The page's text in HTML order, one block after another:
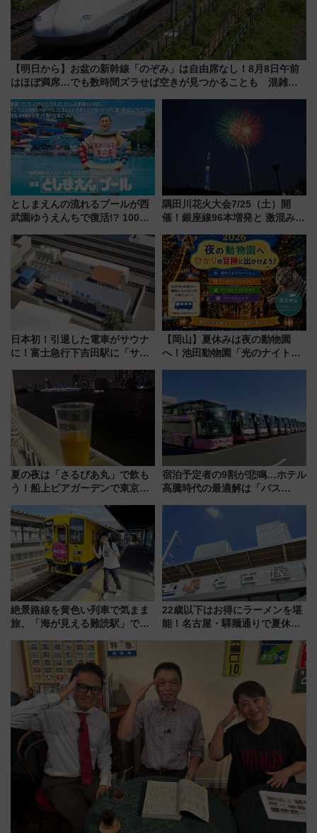
【明日から】お盆の新幹線「のぞみ」は自由席なし！8月8日午前
はほぼ満席…でも数時間ズラせば空きが見つかることも 混雑避
としまえんの流れるプールが西
武園ゆうえんちで復活!? 100周
イダー」に注目 2026年夏は所
沢へ遊びに行こう
隅田川花火大会7/25（土）開
催！銀座線96本増発と 激混みの
アクセス攻略法、2万発の花火が
都心の夜に！
日本初！引退した電車がサウナ
に！富士急行下吉田駅に「サ電
業 行き交う電車の音や振動を
感じながら「ととのう」新感覚
【岡山】夏休みは夜の動物園
へ！池田動物園「光のナイトズ
夏の夜は「さるびあ丸」で飲も
う！船上ビアガーデンで東京湾
杯……工場直送生ビールや島グ
ルメが美味い
宿泊予定者の9割が悲鳴…ホテル
高騰時代の最適解は「バス
した、推し活遠征や観光時のリ
アルな懐事情
絶景路線を黄色い列車で気まま
旅、「海が見える難読駅」で幸
「新・鉄道ひとり旅」279回目
の舞台は「島原鉄道」
22歳以下はお得にラーメンを堪
能！名古屋・驛麺通りで夏休み